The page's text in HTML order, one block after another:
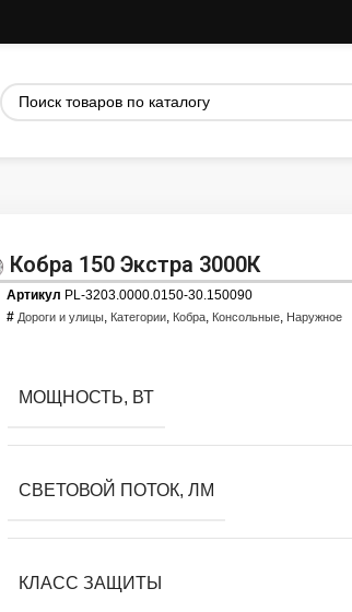
Кобра 150 Экстра 3000К
Артикул PL-3203.0000.0150-30.150090
# Дороги и улицы Категории Кобра Консольные Наружное
МОЩНОСТЬ, ВТ
СВЕТОВОЙ ПОТОК, ЛМ
КЛАСС ЗАЩИТЫ